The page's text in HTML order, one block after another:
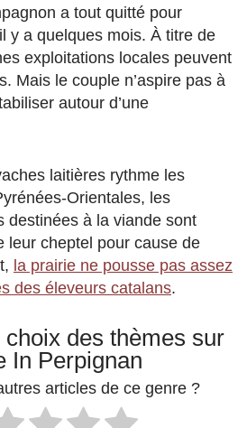
a tout quitté pour
y a quelques mois. À titre de
exploitations locales peuvent
Mais le couple n’aspire pas à
autour d’une
laitières rythme les
Orientales, les
destinées à la viande sont
leur cheptel pour cause de
la prairie ne pousse pas assez
des éleveurs catalans.
des thèmes sur
In Perpignan
articles de ce genre ?